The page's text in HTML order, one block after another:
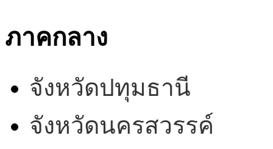
ภาคกลาง
จังหวัดปทุมธานี
จังหวัดนครสวรรค์